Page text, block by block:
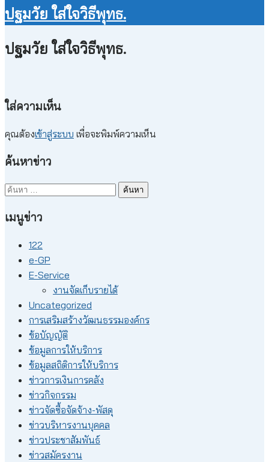
ปฐมวัย ใส่ใจวิธีพุทธ.
ปฐมวัย ใส่ใจวิธีพุทธ.
ใส่ความเห็น
คุณต้องเข้าสู่ระบบ เพื่อจะพิมพ์ความเห็น
ค้นหาข่าว
ค้นหา
เมนูข่าว
122
e-GP
E-Service
งานจัดเก็บรายได้
Uncategorized
การเสริมสร้างวัฒนธรรมองค์กร
ข้อบัญญัติ
ข้อมูลการให้บริการ
ข้อมูลสถิติการให้บริการ
ข่าวการเงินการคลัง
ข่าวกิจกรรม
ข่าวจัดซื้อจัดจ้าง-พัสดุ
ข่าวบริหารงานบุคคล
ข่าวประชาสัมพันธ์
ข่าวสมัครงาน